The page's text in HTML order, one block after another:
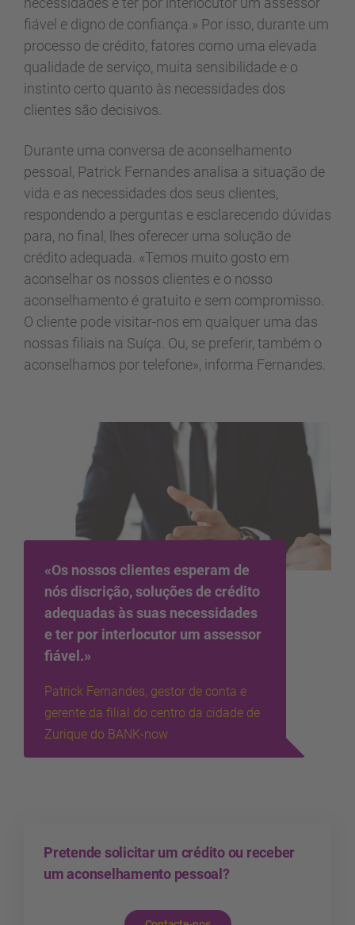
fiável e digno de confiança.» Por isso, durante um
processo de crédito, fatores como uma elevada
qualidade de serviço, muita sensibilidade e o
instinto certo quanto às necessidades dos
clientes são decisivos.
Durante uma conversa de aconselhamento
pessoal, Patrick Fernandes analisa a situação de
vida e as necessidades dos seus clientes,
respondendo a perguntas e esclarecendo dúvidas
para, no final, lhes oferecer uma solução de
crédito adequada. «Temos muito gosto em
aconselhar os nossos clientes e o nosso
aconselhamento é gratuito e sem compromisso.
O cliente pode visitar-nos em qualquer uma das
nossas filiais na Suíça. Ou, se preferir, também o
aconselhamos por telefone», informa Fernandes.
«Os nossos clientes esperam de
nós discrição, soluções de crédito
adequadas às suas necessidades
e ter por interlocutor um assessor
fiável.»
Patrick Fernandes, gestor de conta e
gerente da filial do centro da cidade de
Zurique do BANK-now
Pretende solicitar um crédito ou receber
um aconselhamento pessoal?